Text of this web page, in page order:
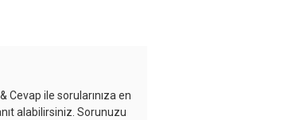
Cevap ile sorularınıza en
alabilirsiniz. Sorunuzu